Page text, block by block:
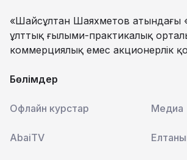
«Шайсұлтан Шаяхметов атындағы
ұлттық ғылыми-практикалық
коммерциялық емес акционерлік
Бөлімдер
Офлайн курстар Медиа
AbaiTV